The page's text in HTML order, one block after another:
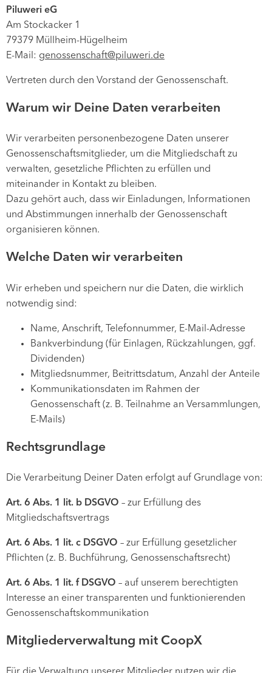
Piluweri eG
Am Stockacker 1
79379 Müllheim-Hügelheim
E-Mail: genossenschaft@piluweri.de
Vertreten durch den Vorstand der Genossenschaft.
Warum wir Deine Daten verarbeiten
Wir verarbeiten personenbezogene Daten unserer
Genossenschaftsmitglieder, um die Mitgliedschaft zu
verwalten, gesetzliche Pflichten zu erfüllen und
miteinander in Kontakt zu bleiben.
Dazu gehört auch, dass wir Einladungen, Informationen
und Abstimmungen innerhalb der Genossenschaft
organisieren können.
Welche Daten wir verarbeiten
Wir erheben und speichern nur die Daten, die wirklich
notwendig sind:
Name, Anschrift, Telefonnummer, E-Mail-Adresse
Bankverbindung (für Einlagen, Rückzahlungen, ggf.
Dividenden)
Mitgliedsnummer, Beitrittsdatum, Anzahl der Anteile
Kommunikationsdaten im Rahmen der
Genossenschaft (z. B. Teilnahme an Versammlungen,
E-Mails)
Rechtsgrundlage
Die Verarbeitung Deiner Daten erfolgt auf Grundlage von:
Art. 6 Abs. 1 lit. b DSGVO – zur Erfüllung des
Mitgliedschaftsvertrags
Art. 6 Abs. 1 lit. c DSGVO – zur Erfüllung gesetzlicher
Pflichten (z. B. Buchführung, Genossenschaftsrecht)
Art. 6 Abs. 1 lit. f DSGVO – auf unserem berechtigten
Interesse an einer transparenten und funktionierenden
Genossenschaftskommunikation
Mitgliederverwaltung mit CoopX